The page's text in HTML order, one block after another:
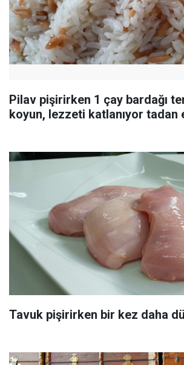
Pilav pişirirken 1 çay bardağı
koyun, lezzeti katlanıyor tadan
Tavuk pişirirken bir kez daha